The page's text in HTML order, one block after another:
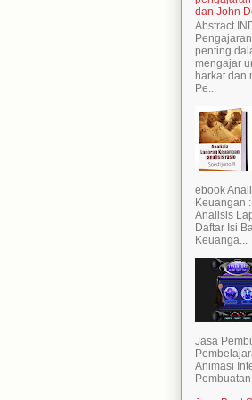
dan John
Abstract
penting
mengajar
harkat dan
Pe...
ebook
Keuangan
Analisis
Daftar Isi
Keuanga...
Jasa
Animasi